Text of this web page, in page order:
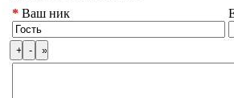
* Ваш ник